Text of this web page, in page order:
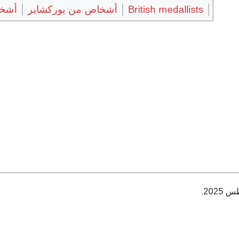
British medallists
أشخاص من يوركشاير